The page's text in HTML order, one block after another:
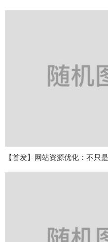
【首发】网站资源优化：不只